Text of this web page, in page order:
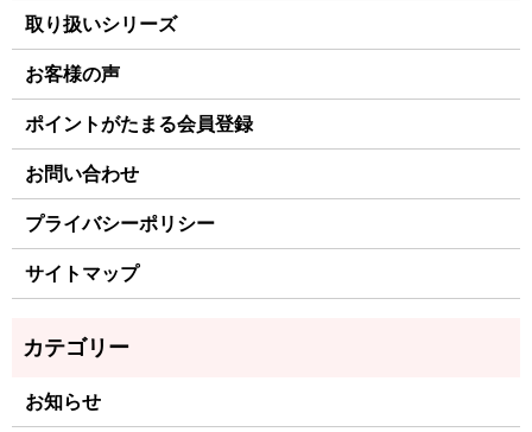
取り扱いシリーズ
お客様の声
ポイントがたまる会員登録
お問い合わせ
プライバシーポリシー
サイトマップ
お知らせ